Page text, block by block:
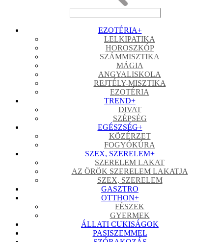
EZOTÉRIA+
LELKIPATIKA
HOROSZKÓP
SZÁMMISZTIKA
MÁGIA
ANGYALISKOLA
REJTÉLY-MISZTIKA
EZOTÉRIA
TREND+
DIVAT
SZÉPSÉG
EGÉSZSÉG+
KÖZÉRZET
FOGYÓKÚRA
SZEX, SZERELEM+
SZERELEM LAKAT
AZ ÖRÖK SZERELEM LAKATJA
SZEX, SZERELEM
GASZTRO
OTTHON+
FÉSZEK
GYERMEK
ÁLLATI CUKISÁGOK
PASISZEMMEL